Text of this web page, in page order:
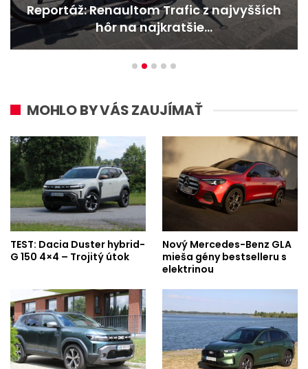
Nový Mercedes-Benz GLA mieša gény
bestselleru s elektrinou
MOHLO BY VÁS ZAUJÍMAŤ
TEST: Dacia Duster hybrid-
G 150 4×4 – Trojitý útok
Nový Mercedes-Benz GLA
mieša gény bestselleru s
elektrinou